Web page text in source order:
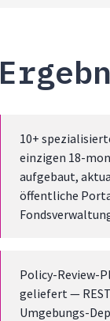
10+
einzigen 18-
aufgebaut,
öffentliche
Policy-Review-
geliefert —
Umgebungs-